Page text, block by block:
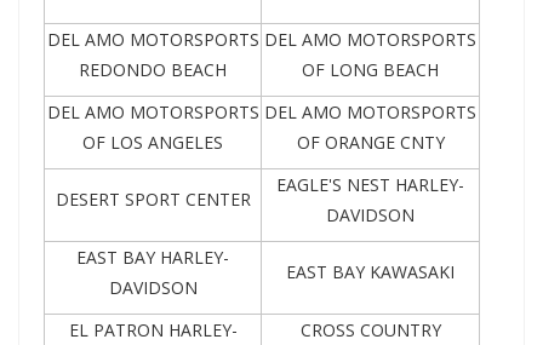
DEL AMO MOTORSPORTS
REDONDO BEACH
DEL AMO MOTORSPORTS
OF LONG BEACH
DEL AMO MOTORSPORTS
OF LOS ANGELES
DEL AMO MOTORSPORTS
OF ORANGE CNTY
DESERT SPORT CENTER
EAGLE'S NEST HARLEY-
DAVIDSON
EAST BAY HARLEY-
DAVIDSON
EAST BAY KAWASAKI
EL PATRON HARLEY-
CROSS COUNTRY